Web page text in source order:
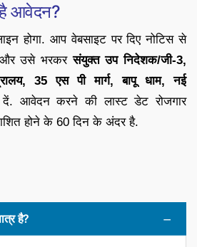
आवेदन?
होगा. आप वेबसाइट पर दिए नोटिस से
और उसे भरकरसंयुक्त उप निदेशक/जी-3,
35 एस पी मार्ग, बापू धाम, नई
आवेदन करने की लास्ट डेट रोजगार
होने के 60 दिन के अंदर है.
है?